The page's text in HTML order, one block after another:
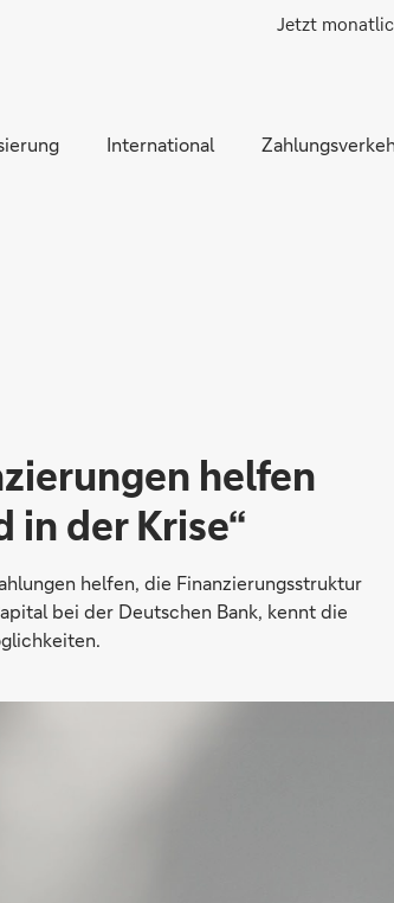
drücken)
Jetzt
International
helfen
in der Krise“
helfen, die Finanzierungsstruktur
bei der Deutschen Bank, kennt die